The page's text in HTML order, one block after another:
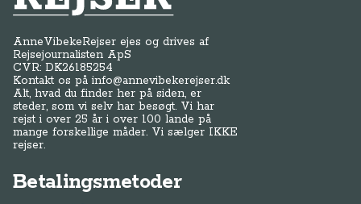
AnneVibekeRejser ejes og drives af
Rejsejournalisten ApS
CVR: DK26185254
Kontakt os påinfo@annevibekerejser.dk
Alt, hvad du finder her på siden, er
steder, som vi selv har besøgt. Vi har
rejst i over 25 år i over 100 lande på
mange forskellige måder. Vi sælger IKKE
rejser.
Betalingsmetoder